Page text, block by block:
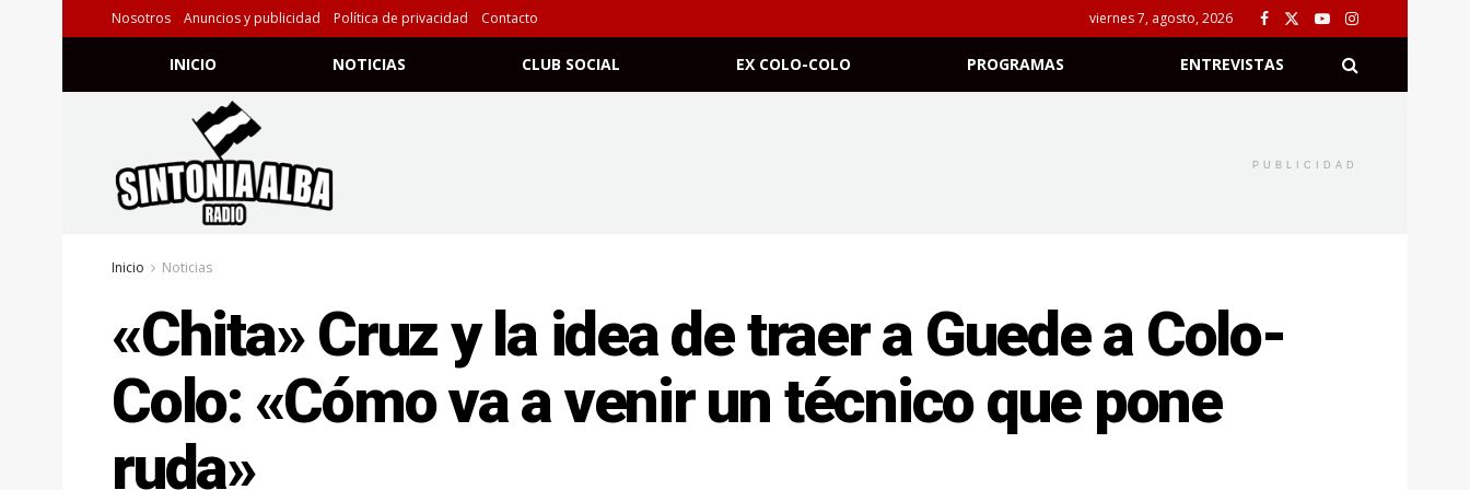
Nosotros Anuncios y publicidad Política de privacidad Contacto viernes 7, agosto, 2026
INICIO NOTICIAS CLUB SOCIAL EX COLO-COLO PROGRAMAS ENTREVISTAS
PUBLICIDAD
Inicio Noticias
«Chita» Cruz y la idea de traer a Guede a Colo-
Colo: «Cómo va a venir un técnico que pone
ruda»